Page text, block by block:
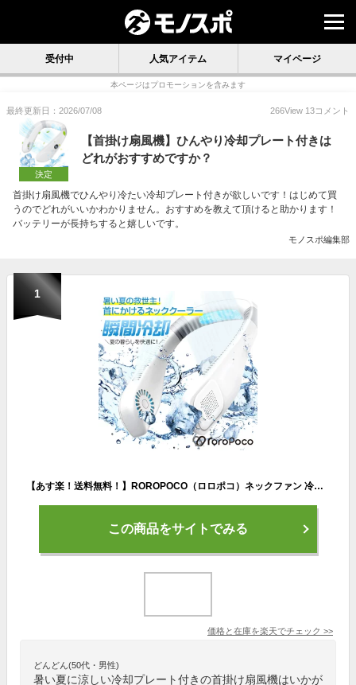
受付中 人気アイテム マイページ
本ページはプロモーションを含みます
最終更新日：2026/07/08 266View 13コメント
決定
【首掛け扇風機】ひんやり冷却プレート付きは
どれがおすすめですか？
首掛け扇風機でひんやり冷たい冷却プレート付きが欲しいです！はじめて買
うのでどれがいいかわかりません。おすすめを教えて頂けると助かります！
バッテリーが長持ちすると嬉しいです。
モノスポ編集部
1
【あす楽！送料無料！】ROROPOCO（ロロポコ）ネックファン 冷却プレート付き【ネッククーラー 軽量 首かけ扇風機 首掛け扇風機 携帯扇風機 ハンディファン ポータブル ファン 冷感 ひんやり 接触冷感 扇風機 首 首元 熱中症対策 首かけ冷風 首掛け冷風機】
この商品をサイトでみる
価格と在庫を楽天でチェック >>
どんどん(50代・男性)
暑い夏に涼しい冷却プレート付きの首掛け扇風機はいかが